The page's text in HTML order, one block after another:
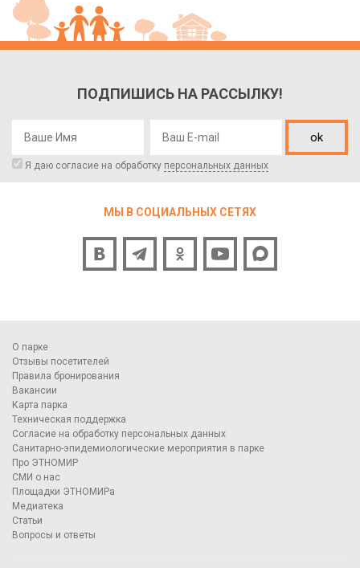
ПОДПИШИСЬ НА РАССЫЛКУ!
ok
Я даю согласие на обработку персональных данных
МЫ В СОЦИАЛЬНЫХ СЕТЯХ
О парке
Отзывы посетителей
Правила бронирования
Вакансии
Карта парка
Техническая поддержка
Согласие на обработку персональных данных
Санитарно-эпидемиологические мероприятия в парке
Про ЭТНОМИР
СМИ о нас
Площадки ЭТНОМИРа
Медиатека
Статьи
Вопросы и ответы